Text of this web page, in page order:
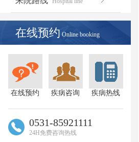
在线预约 Online booking
在线预约 疾病咨询 疾病热线
0531-85921111
24H免费咨询热线